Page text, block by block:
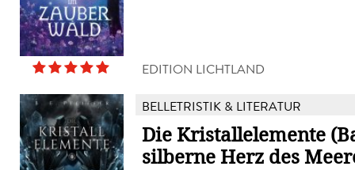
EDITION LICHTLAND
BELLETRISTIK & LITERATUR
Die Kristallelemente
silberne Herz des